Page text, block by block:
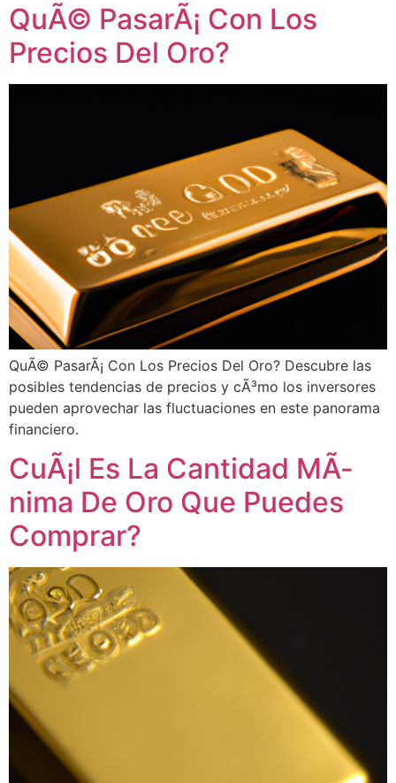
QuÃ© PasarÃ¡ Con Los
Precios Del Oro?
QuÃ© PasarÃ¡ Con Los Precios Del Oro? Descubre las
posibles tendencias de precios y cÃ³mo los inversores
pueden aprovechar las fluctuaciones en este panorama
financiero.
CuÃ¡l Es La Cantidad MÃ­
nima De Oro Que Puedes
Comprar?